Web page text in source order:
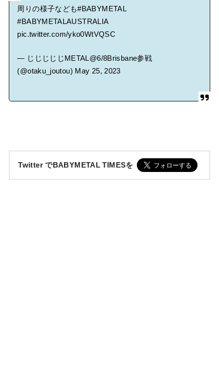
周りの様子なども#BABYMETAL
#BABYMETALAUSTRALIA
pic.twitter.com/yko0WtVQSC
— じじじじじMETAL@6/8Brisbane参戦
(@otaku_joutou) May 25, 2023
Twitter でBABYMETAL TIMESを